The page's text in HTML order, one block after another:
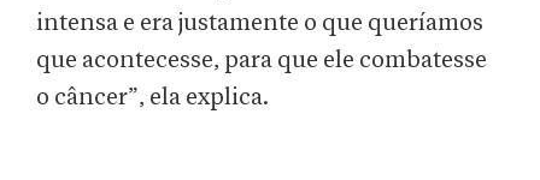
intensa e era justamente o que queríamos
que acontecesse, para que ele combatesse
o câncer”, ela explica.